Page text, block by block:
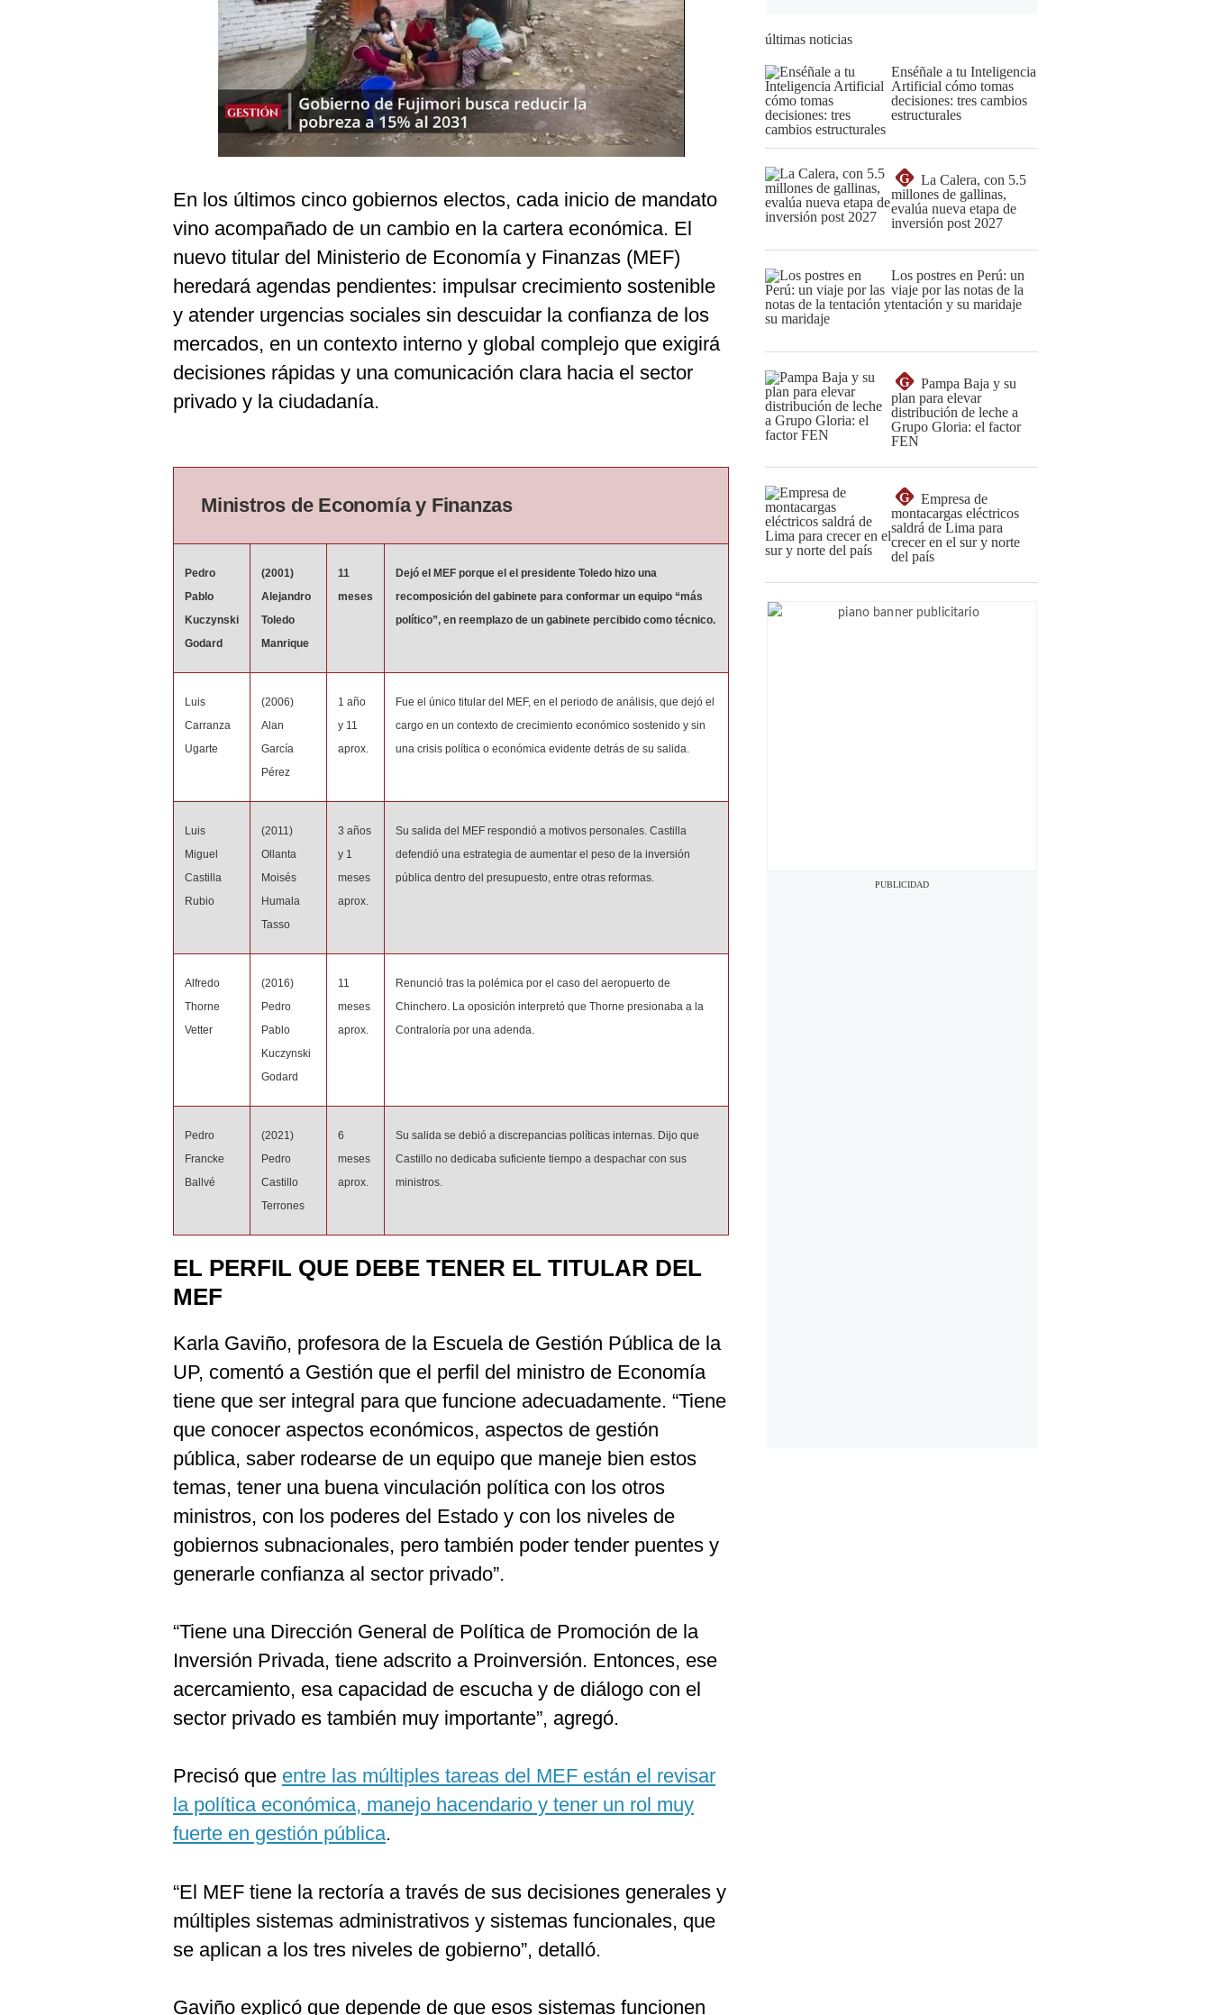
En los últimos cinco gobiernos electos, cada inicio de mandato
vino acompañado de un cambio en la cartera económica. El
nuevo titular del Ministerio de Economía y Finanzas (MEF)
heredará agendas pendientes: impulsar crecimiento sostenible
y atender urgencias sociales sin descuidar la confianza de los
mercados, en un contexto interno y global complejo que exigirá
decisiones rápidas y una comunicación clara hacia el sector
privado y la ciudadanía.
Ministros de Economía y Finanzas
Pedro
Pablo
Kuczynski
Godard
(2001)
Alejandro
Toledo
Manrique
11
meses
Dejó el MEF porque el el presidente Toledo hizo una
recomposición del gabinete para conformar un equipo “más
político”, en reemplazo de un gabinete percibido como técnico.
Luis
Carranza
Ugarte
(2006)
Alan
García
Pérez
1 año
y 11
aprox.
Fue el único titular del MEF, en el periodo de análisis, que dejó el
cargo en un contexto de crecimiento económico sostenido y sin
una crisis política o económica evidente detrás de su salida.
Luis
Miguel
Castilla
Rubio
(2011)
Ollanta
Moisés
Humala
Tasso
3 años
y 1
meses
aprox.
Su salida del MEF respondió a motivos personales. Castilla
defendió una estrategia de aumentar el peso de la inversión
pública dentro del presupuesto, entre otras reformas.
Alfredo
Thorne
Vetter
(2016)
Pedro
Pablo
Kuczynski
Godard
11
meses
aprox.
Renunció tras la polémica por el caso del aeropuerto de
Chinchero. La oposición interpretó que Thorne presionaba a la
Contraloría por una adenda.
Pedro
Francke
Ballvé
(2021)
Pedro
Castillo
Terrones
6
meses
aprox.
Su salida se debió a discrepancias políticas internas. Dijo que
Castillo no dedicaba suficiente tiempo a despachar con sus
ministros.
EL PERFIL QUE DEBE TENER EL TITULAR DEL
MEF
Karla Gaviño, profesora de la Escuela de Gestión Pública de la
UP, comentó a Gestión que el perfil del ministro de Economía
tiene que ser integral para que funcione adecuadamente. “Tiene
que conocer aspectos económicos, aspectos de gestión
pública, saber rodearse de un equipo que maneje bien estos
temas, tener una buena vinculación política con los otros
ministros, con los poderes del Estado y con los niveles de
gobiernos subnacionales, pero también poder tender puentes y
generarle confianza al sector privado”.
“Tiene una Dirección General de Política de Promoción de la
Inversión Privada, tiene adscrito a Proinversión. Entonces, ese
acercamiento, esa capacidad de escucha y de diálogo con el
sector privado es también muy importante”, agregó.
Precisó que entre las múltiples tareas del MEF están el revisar
la política económica, manejo hacendario y tener un rol muy
fuerte en gestión pública.
“El MEF tiene la rectoría a través de sus decisiones generales y
múltiples sistemas administrativos y sistemas funcionales, que
se aplican a los tres niveles de gobierno”, detalló.
Gaviño explicó que depende de que esos sistemas funcionen
últimas noticias
Enséñale a tu Inteligencia
Artificial cómo tomas
decisiones: tres cambios
estructurales
G
La Calera, con 5.5
millones de gallinas,
evalúa nueva etapa de
inversión post 2027
Los postres en Perú: un
viaje por las notas de la
tentación y su maridaje
G
Pampa Baja y su
plan para elevar
distribución de leche a
Grupo Gloria: el factor
FEN
G
Empresa de
montacargas eléctricos
saldrá de Lima para
crecer en el sur y norte
del país